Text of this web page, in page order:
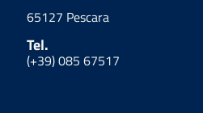
65127 Pescara
Tel.
(+39) 085 67517